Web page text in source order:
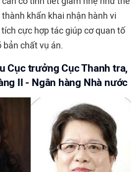
khẩn khai nhận hành vi
cực hợp tác giúp cơ quan tố
chất vụ án.
Cục trưởng Cục Thanh tra,
II - Ngân hàng Nhà nước